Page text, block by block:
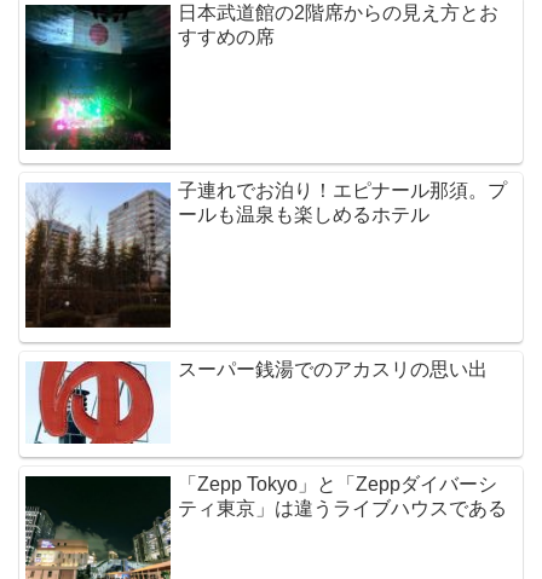
日本武道館の2階席からの見え方とお
すすめの席
子連れでお泊り！エピナール那須。プ
ールも温泉も楽しめるホテル
スーパー銭湯でのアカスリの思い出
「Zepp Tokyo」と「Zeppダイバーシ
ティ東京」は違うライブハウスである